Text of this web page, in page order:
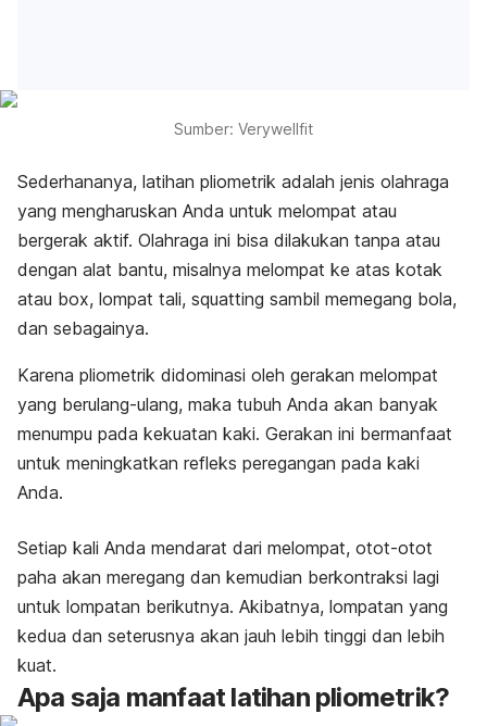
Sumber: Verywellfit
Sederhananya, latihan pliometrik adalah jenis olahraga
yang mengharuskan Anda untuk melompat atau
bergerak aktif. Olahraga ini bisa dilakukan tanpa atau
dengan alat bantu, misalnya melompat ke atas kotak
atau box, lompat tali, squatting sambil memegang bola,
dan sebagainya.
Karena pliometrik didominasi oleh gerakan melompat
yang berulang-ulang, maka tubuh Anda akan banyak
menumpu pada kekuatan kaki. Gerakan ini bermanfaat
untuk meningkatkan refleks peregangan pada kaki
Anda.
Setiap kali Anda mendarat dari melompat, otot-otot
paha akan meregang dan kemudian berkontraksi lagi
untuk lompatan berikutnya. Akibatnya, lompatan yang
kedua dan seterusnya akan jauh lebih tinggi dan lebih
kuat.
Apa saja manfaat latihan pliometrik?